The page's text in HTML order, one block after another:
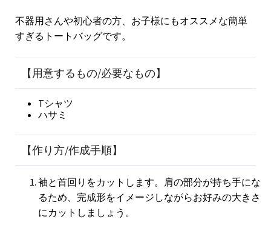
不器用さんや初心者の方、お子様にもオススメな簡単
すぎるトートバッグです。
【用意するもの/必要なもの】
Tシャツ
ハサミ
【作り方/作成手順】
袖と首回りをカットします。肩の部分が持ち手にな
るため、完成形をイメージしながらお好みの大きさ
にカットしましょう。